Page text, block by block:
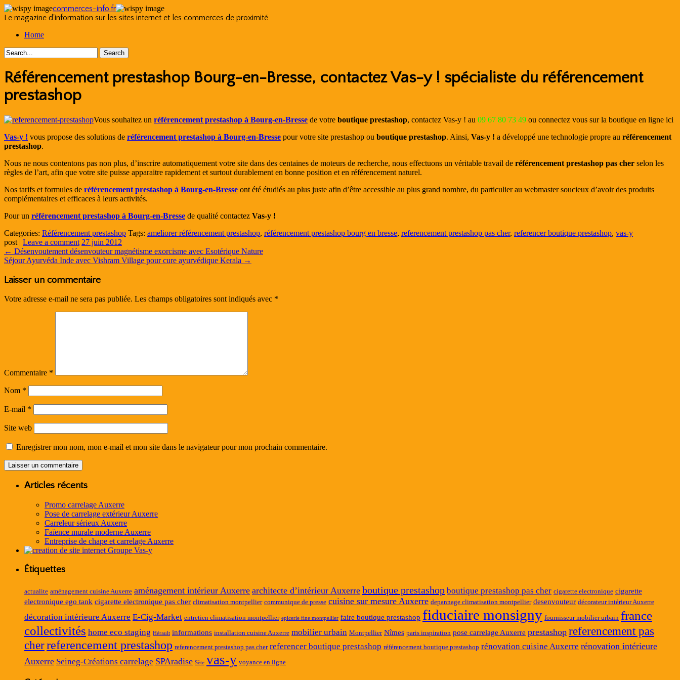
commerces-info.fr
Le magazine d'information sur les sites internet et les commerces de proximité
Skip
content
Home
Référencement prestashop Bourg-en-Bresse, contactez Vas-y ! spécialiste du référencement
prestashop
Vous souhaitez un référencement prestashop à Bourg-en-Bresse de votre boutique prestashop, contactez Vas-y ! au 09 67 80 73 49 ou connectez vous sur la boutique en ligne ici
Vas-y ! vous propose des solutions de référencement prestashop à Bourg-en-Bresse pour votre site prestashop ou boutique prestashop. Ainsi, Vas-y ! a développé une technologie propre au référencement
prestashop.
Nous ne nous contentons pas non plus, d’inscrire automatiquement votre site dans des centaines de moteurs de recherche, nous effectuons un véritable travail de référencement prestashop pas cher selon les
règles de l’art, afin que votre site puisse apparaitre rapidement et surtout durablement en bonne position et en référencement naturel.
Nos tarifs et formules de référencement prestashop à Bourg-en-Bresse ont été étudiés au plus juste afin d’être accessible au plus grand nombre, du particulier au webmaster soucieux d’avoir des produits
complémentaires et efficaces à leurs activités.
Pour un référencement prestashop à Bourg-en-Bresse de qualité contactez Vas-y !
Categories: Référencement prestashop Tags: ameliorer référencement prestashop, référencement prestashop bourg en bresse, referencement prestashop pas cher, referencer boutique prestashop, vas-y
post | Leave a comment 27 juin 2012
← Désenvoutement désenvouteur magnétisme exorcisme avec Esotérique Nature
Séjour Ayurvéda Inde avec Vishram Village pour cure ayurvédique Kerala →
Laisser un commentaire
Votre adresse e-mail ne sera pas publiée. Les champs obligatoires sont indiqués avec *
Commentaire *
Nom *
E-mail *
Site web
Enregistrer mon nom, mon e-mail et mon site dans le navigateur pour mon prochain commentaire.
Articles récents
Promo carrelage Auxerre
Pose de carrelage extérieur Auxerre
Carreleur sérieux Auxerre
Faïence murale moderne Auxerre
Entreprise de chape et carrelage Auxerre
Étiquettes
actualite aménagement cuisine Auxerre aménagement intérieur Auxerre architecte d’intérieur Auxerre boutique prestashop boutique prestashop pas cher cigarette electronique cigarette
electronique ego tank cigarette electronique pas cher climatisation montpellier communique de presse cuisine sur mesure Auxerre depannage climatisation montpellier desenvouteur décorateur intérieur Auxerre
décoration intérieure Auxerre E-Cig-Market entretien climatisation montpellier epicerie fine montpellier faire boutique prestashop fiduciaire monsigny fournisseur mobilier urbain france
collectivités home eco staging Hérault informations installation cuisine Auxerre mobilier urbain Montpellier Nîmes paris inspiration pose carrelage Auxerre prestashop referencement pas
cherreferencement prestashop referencement prestashop pas cher referencer boutique prestashop référencement boutique prestashop rénovation cuisine Auxerre rénovation intérieure
Auxerre Seineg-Créations carrelage SPAradise Sète vas-y voyance en ligne